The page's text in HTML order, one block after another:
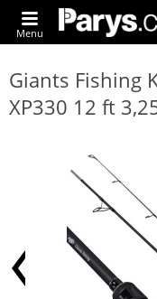
Menu
Giants Fishing
XP330 12 ft